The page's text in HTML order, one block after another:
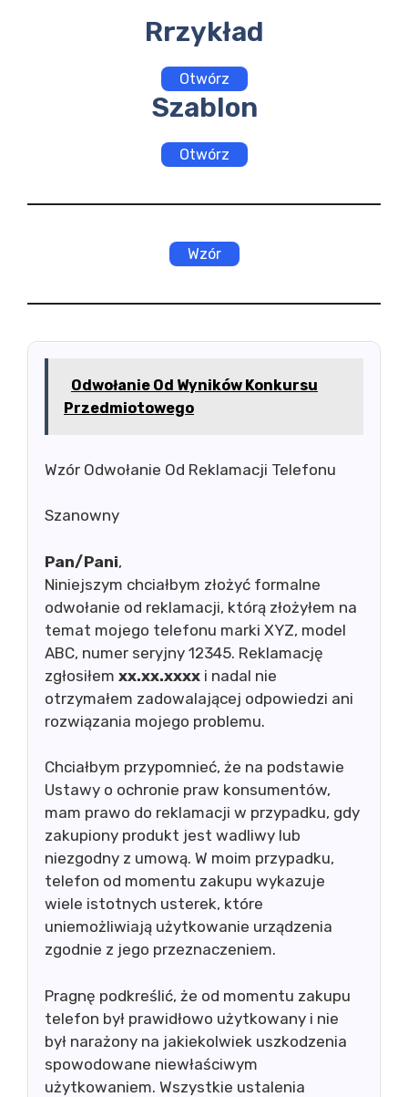
Rrzykład
Otwórz
Szablon
Otwórz
Wzór
Odwołanie Od Wyników Konkursu
Przedmiotowego
Wzór Odwołanie Od Reklamacji Telefonu
Szanowny
Pan/Pani,
Niniejszym chciałbym złożyć formalne
odwołanie od reklamacji, którą złożyłem na
temat mojego telefonu marki XYZ, model
ABC, numer seryjny 12345. Reklamację
zgłosiłem xx.xx.xxxx i nadal nie
otrzymałem zadowalającej odpowiedzi ani
rozwiązania mojego problemu.
Chciałbym przypomnieć, że na podstawie
Ustawy o ochronie praw konsumentów,
mam prawo do reklamacji w przypadku, gdy
zakupiony produkt jest wadliwy lub
niezgodny z umową. W moim przypadku,
telefon od momentu zakupu wykazuje
wiele istotnych usterek, które
uniemożliwiają użytkowanie urządzenia
zgodnie z jego przeznaczeniem.
Pragnę podkreślić, że od momentu zakupu
telefon był prawidłowo użytkowany i nie
był narażony na jakiekolwiek uszkodzenia
spowodowane niewłaściwym
użytkowaniem. Wszystkie ustalenia